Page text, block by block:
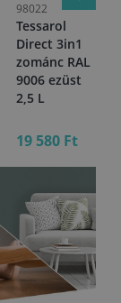
98022
Tessarol
Direct 3in1
zománc RAL
9006 ezüst
2,5 L
19 580 Ft